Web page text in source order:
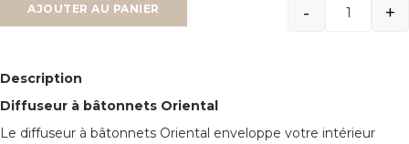
- +
AJOUTER AU PANIER
Description
Diffuseur à bâtonnets Oriental
Le diffuseur à bâtonnets Oriental enveloppe votre intérieur